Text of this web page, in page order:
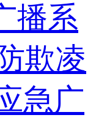
播系
欺凌
急广